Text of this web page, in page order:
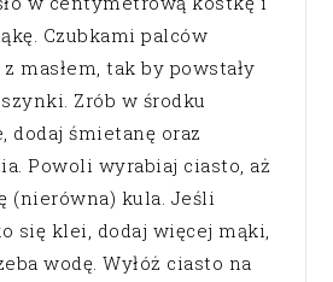
Czubkami palców
masłem, tak by powstały
Zrób w środku
dodaj śmietanę oraz
Powoli wyrabiaj ciasto, aż
(nierówna) kula. Jeśli
się klei, dodaj więcej mąki,
wodę. Wyłóż ciasto na